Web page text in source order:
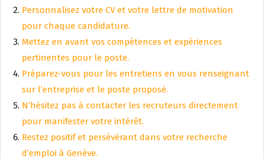
Personnalisez votre CV et votre lettre de motivation
pour chaque candidature.
Mettez en avant vos compétences et expériences
pertinentes pour le poste.
Préparez-vous pour les entretiens en vous renseignant
sur l’entreprise et le poste proposé.
N’hésitez pas à contacter les recruteurs directement
pour manifester votre intérêt.
Restez positif et persévérant dans votre recherche
d’emploi à Genève.